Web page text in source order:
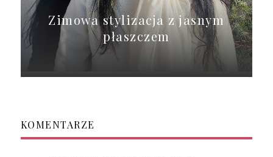
Zimowa stylizacja z jasnym
płaszczem
KOMENTARZE